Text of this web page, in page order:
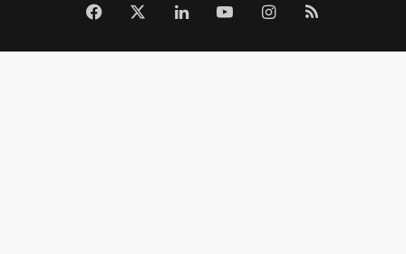
Facebook LinkedinYouTubeInstagram